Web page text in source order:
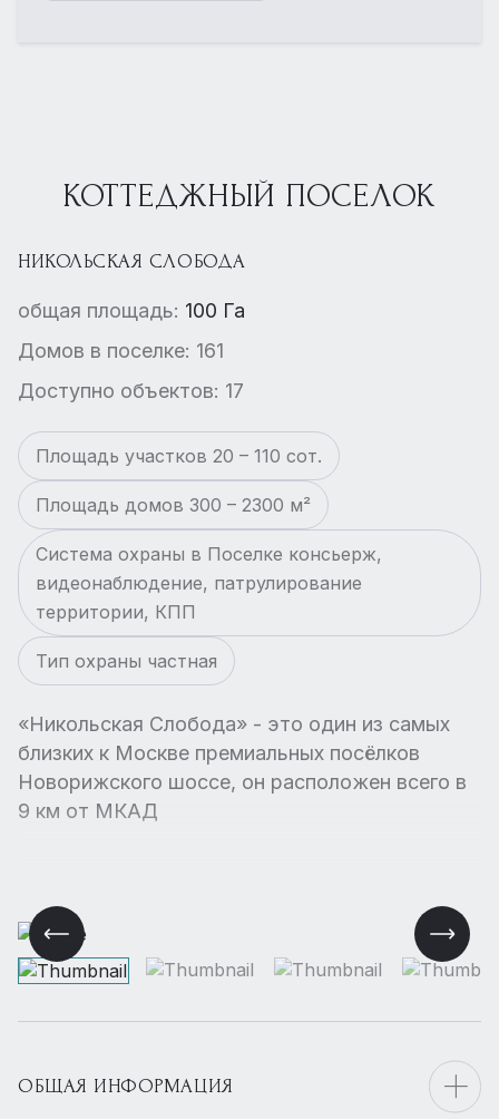
КОТТЕДЖНЫЙ ПОСЕЛОК
НИКОЛЬСКАЯ СЛОБОДА
общая площадь: 100 Га
Домов в поселке: 161
Доступно объектов: 17
Площадь участков 20 – 110 сот.
Площадь домов 300 – 2300 м²
Система охраны в Поселке консьерж,
видеонаблюдение, патрулирование
территории, КПП
Тип охраны частная
«Никольская Слобода» - это один из самых
близких к Москве премиальных посёлков
Новорижского шоссе, он расположен всего в
9 км от МКАД
ОБЩАЯ ИНФОРМАЦИЯ